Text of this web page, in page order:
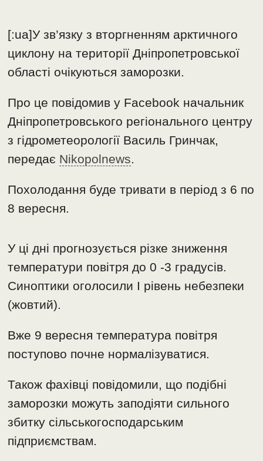
[:ua]У зв’язку з вторгненням арктичного
циклону на території Дніпропетровської
області очікуються заморозки.
Про це повідомив у Facebook начальник
Дніпропетровського регіонального центру
з гідрометеорології Василь Гринчак,
передає Nikopolnews.
Похолодання буде тривати в період з 6 по
8 вересня.
У ці дні прогнозується різке зниження
температури повітря до 0 -3 градусів.
Синоптики оголосили I рівень небезпеки
(жовтий).
Вже 9 вересня температура повітря
поступово почне нормалізуватися.
Також фахівці повідомили, що подібні
заморозки можуть заподіяти сильного
збитку сільськогосподарським
підприємствам.